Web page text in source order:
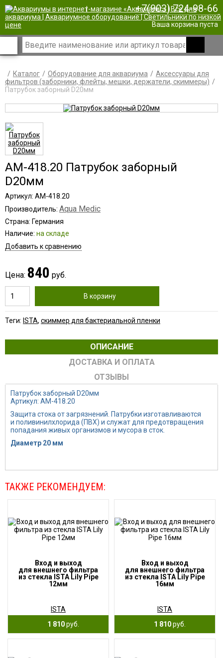
| +7(903) 724-98-66
Ваша корзина пуста
Каталог Оборудование для аквариума
Аксессуары для
фильтров (заборники, флейты, мешки, держатели, скиммеры)
Патрубок заборный D20мм
AM-418.20 Патрубок заборный
D20мм
Артикул: AM-418.20
Производитель: Aqua Medic
Страна: Германия
Наличие: на складе
Добавить к сравнению
Цена: 840 руб.
В корзину
Теги: ISTA, скиммер для бактериальной пленки
ОПИСАНИЕ
ДОСТАВКА И ОПЛАТА
ОТЗЫВЫ
Патрубок заборный D20мм
Артикул: AM-418.20
Защита стока от загрязнений. Патрубки изготавливаются
и поливинилхлорида (ПВХ) и служат для предотвращения
попадания живых организмов и мусора в сток.
Диаметр 20 мм
ТАКЖЕ РЕКОМЕНДУЕМ:
Вход и выход
для внешнего фильтра
из стекла ISTA Lily Pipe
12мм
ISTA
1 810руб.
Вход и выход
для внешнего фильтра
из стекла ISTA Lily Pipe
16мм
ISTA
1 810руб.